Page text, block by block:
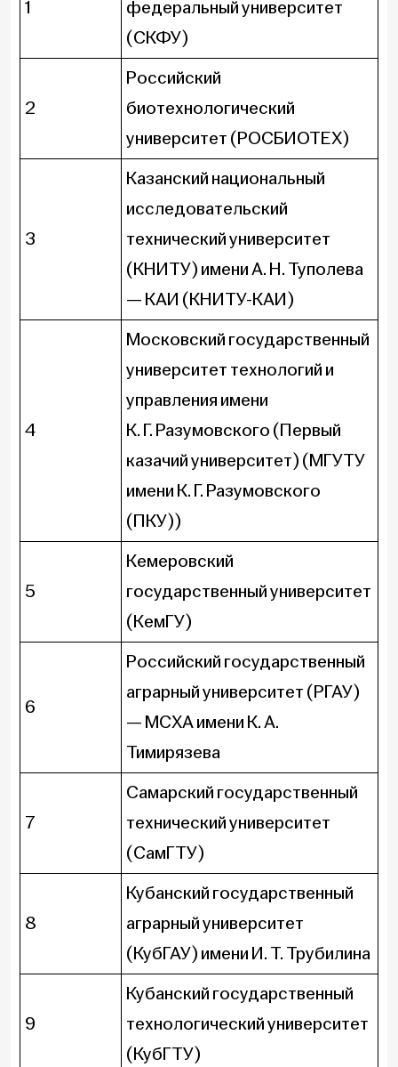
1
федеральный университет
(СКФУ)
2
Российский
биотехнологический
университет (РОСБИОТЕХ)
3
Казанский национальный
исследовательский
технический университет
(КНИТУ) имени А. Н. Туполева
— КАИ (КНИТУ-КАИ)
4
Московский государственный
университет технологий и
управления имени
К. Г. Разумовского (Первый
казачий университет) (МГУТУ
имени К. Г. Разумовского
(ПКУ))
5
Кемеровский
государственный университет
(КемГУ)
6
Российский государственный
аграрный университет (РГАУ)
— МСХА имени К. А.
Тимирязева
7
Самарский государственный
технический университет
(СамГТУ)
8
Кубанский государственный
аграрный университет
(КубГАУ) имени И. Т. Трубилина
9
Кубанский государственный
технологический университет
(КубГТУ)